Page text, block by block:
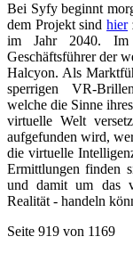
Bei Syfy beginnt
dem Projekt sindhier
im Jahr 2040. Im
Geschäftsführer der
Halcyon. Als
sperrigen VR-
welche die Sinne
virtuelle Welt
aufgefunden wird,
die virtuelle
Ermittlungen finden
und damit um das
Realität - handeln
Seite 919 von 1169